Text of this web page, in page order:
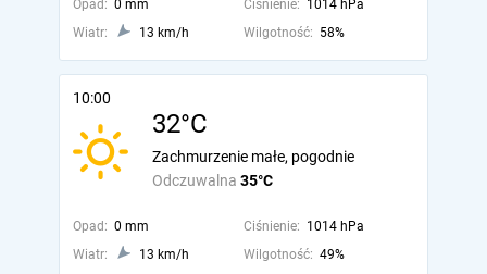
Opad: 0 mm Ciśnienie: 1014 hPa
Wiatr:
13 km/h Wilgotność: 58%
10:00
32°C
Odczuwalna 35°C
Zachmurzenie małe, pogodnie
Opad: 0 mm Ciśnienie: 1014 hPa
Wiatr:
13 km/h Wilgotność: 49%